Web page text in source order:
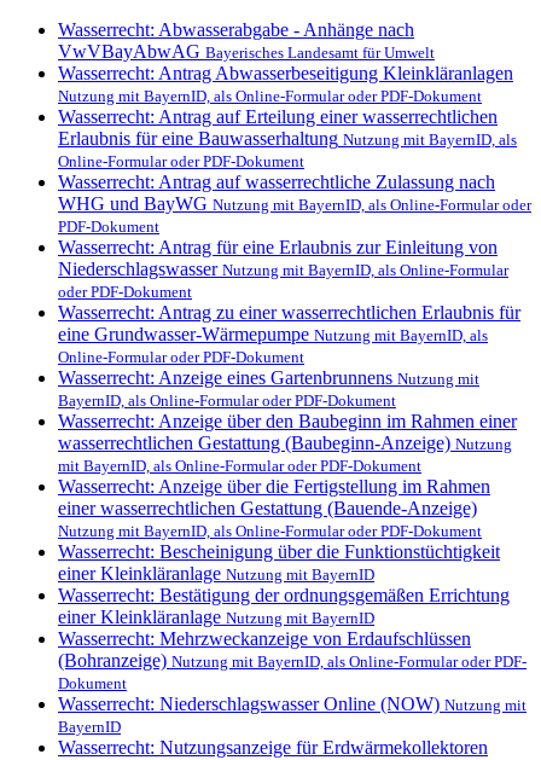
Wasserrecht: Abwasserabgabe - Anhänge nach
VwVBayAbwAG Bayerisches Landesamt für Umwelt
Wasserrecht: Antrag Abwasserbeseitigung Kleinkläranlagen
Nutzung mit BayernID, als Online-Formular oder PDF-Dokument
Wasserrecht: Antrag auf Erteilung einer wasserrechtlichen
Erlaubnis für eine Bauwasserhaltung Nutzung mit BayernID, als
Online-Formular oder PDF-Dokument
Wasserrecht: Antrag auf wasserrechtliche Zulassung nach
WHG und BayWG Nutzung mit BayernID, als Online-Formular oder
PDF-Dokument
Wasserrecht: Antrag für eine Erlaubnis zur Einleitung von
Niederschlagswasser Nutzung mit BayernID, als Online-Formular
oder PDF-Dokument
Wasserrecht: Antrag zu einer wasserrechtlichen Erlaubnis für
eine Grundwasser-Wärmepumpe Nutzung mit BayernID, als
Online-Formular oder PDF-Dokument
Wasserrecht: Anzeige eines Gartenbrunnens Nutzung mit
BayernID, als Online-Formular oder PDF-Dokument
Wasserrecht: Anzeige über den Baubeginn im Rahmen einer
wasserrechtlichen Gestattung (Baubeginn-Anzeige) Nutzung
mit BayernID, als Online-Formular oder PDF-Dokument
Wasserrecht: Anzeige über die Fertigstellung im Rahmen
einer wasserrechtlichen Gestattung (Bauende-Anzeige)
Nutzung mit BayernID, als Online-Formular oder PDF-Dokument
Wasserrecht: Bescheinigung über die Funktionstüchtigkeit
einer Kleinkläranlage Nutzung mit BayernID
Wasserrecht: Bestätigung der ordnungsgemäßen Errichtung
einer Kleinkläranlage Nutzung mit BayernID
Wasserrecht: Mehrzweckanzeige von Erdaufschlüssen
(Bohranzeige) Nutzung mit BayernID, als Online-Formular oder PDF-
Dokument
Wasserrecht: Niederschlagswasser Online (NOW) Nutzung mit
BayernID
Wasserrecht: Nutzungsanzeige für Erdwärmekollektoren